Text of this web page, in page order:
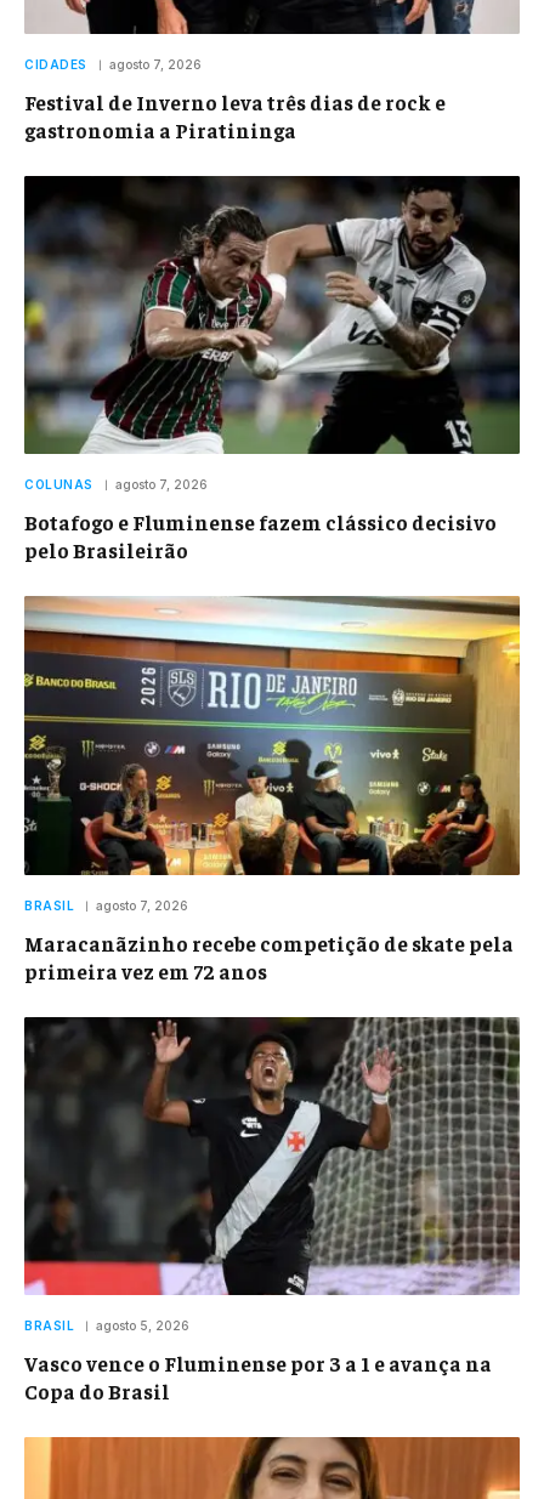
CIDADES agosto 7, 2026
Festival de Inverno leva três dias de rock e
gastronomia a Piratininga
COLUNAS agosto 7, 2026
Botafogo e Fluminense fazem clássico decisivo
pelo Brasileirão
BRASIL agosto 7, 2026
Maracanãzinho recebe competição de skate pela
primeira vez em 72 anos
BRASIL agosto 5, 2026
Vasco vence o Fluminense por 3 a 1 e avança na
Copa do Brasil